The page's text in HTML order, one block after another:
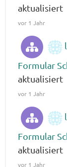
aktualisiert
vor 1 Jahr
Formular
aktualisiert
vor 1 Jahr
Formular
aktualisiert
vor 1 Jahr